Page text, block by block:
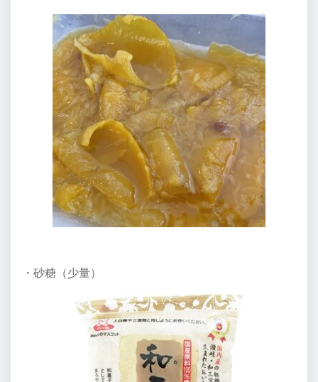
・砂糖（少量）